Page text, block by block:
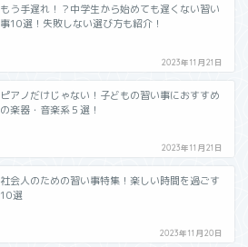
もう手遅れ！？中学生から始めても遅くない習い
事10選！失敗しない選び方も紹介！
2023年11月21日
ピアノだけじゃない！子どもの習い事におすすめ
の楽器・音楽系５選！
2023年11月21日
社会人のための習い事特集！楽しい時間を過ごす
10選
2023年11月20日